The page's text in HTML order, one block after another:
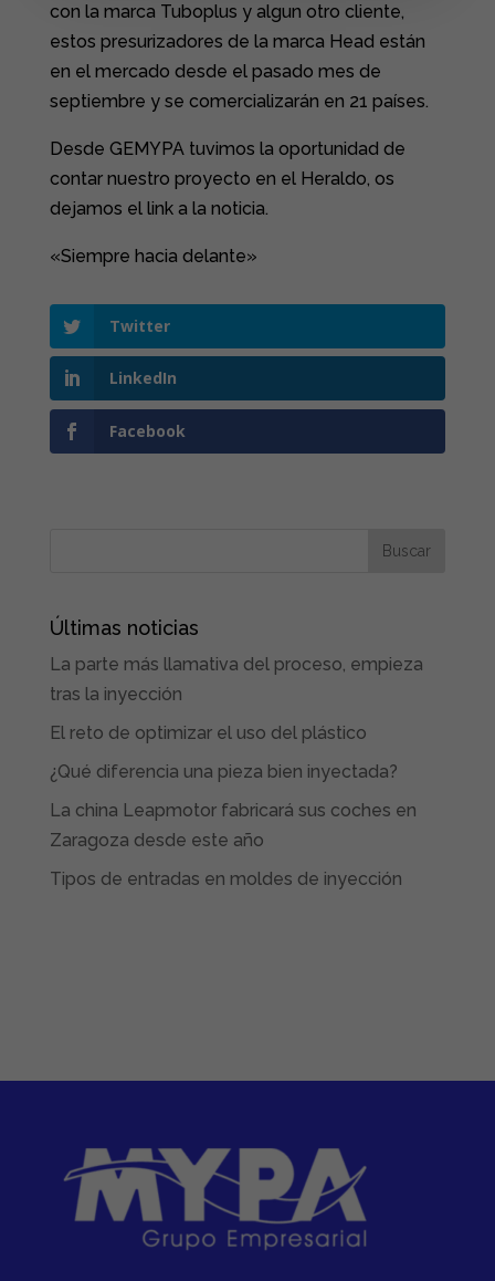
con la marca Tuboplus y algun otro cliente,
estos presurizadores de la marca Head están
en el mercado desde el pasado mes de
septiembre y se comercializarán en 21 países.
Desde GEMYPA tuvimos la oportunidad de
contar nuestro proyecto en el Heraldo, os
dejamos el link a la noticia.
«Siempre hacia delante»
Twitter
LinkedIn
Facebook
Últimas noticias
La parte más llamativa del proceso, empieza
tras la inyección
El reto de optimizar el uso del plástico
¿Qué diferencia una pieza bien inyectada?
La china Leapmotor fabricará sus coches en
Zaragoza desde este año
Tipos de entradas en moldes de inyección